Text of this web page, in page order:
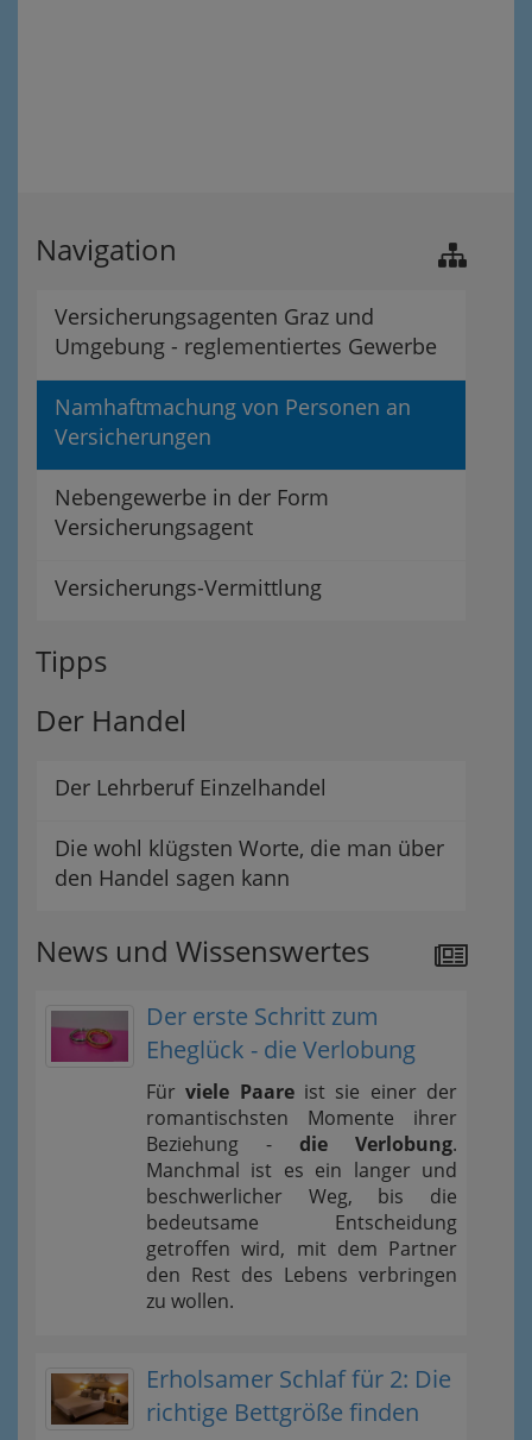
Navigation
Versicherungsagenten Graz und
Umgebung - reglementiertes Gewerbe
Namhaftmachung von Personen an
Versicherungen
Nebengewerbe in der Form
Versicherungsagent
Versicherungs-Vermittlung
Tipps
Der Handel
Der Lehrberuf Einzelhandel
Die wohl klügsten Worte, die man über
den Handel sagen kann
News und Wissenswertes
Der erste Schritt zum
Eheglück - die Verlobung
Fürviele Paareist sie einer der
romantischsten Momente ihrer
Beziehung - die Verlobung.
Manchmal ist es ein langer und
beschwerlicher Weg, bis die
bedeutsame Entscheidung
getroffen wird, mit dem Partner
den Rest des Lebens verbringen
zu wollen.
Erholsamer Schlaf für 2: Die
richtige Bettgröße finden